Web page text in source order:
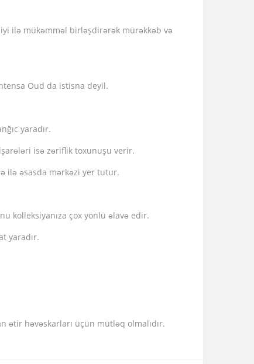
ilə mükəmməl birləşdirərək mürəkkəb və
Oud da istisna deyil.
yaradır.
isə zəriflik toxunuşu verir.
ilə əsasda mərkəzi yer tutur.
kolleksiyanıza çox yönlü əlavə edir.
yaradır.
ətir həvəskarları üçün mütləq olmalıdır.